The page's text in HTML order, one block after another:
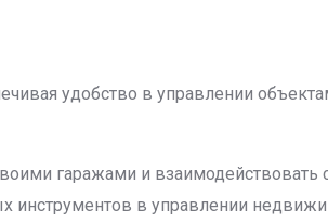
удобство в управлении
гаражами и взаимодействовать
инструментов в управлении